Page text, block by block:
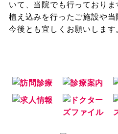
てい
いて、当院でも行っておりま
植え込みを行ったご施設や当
今後とも宜しくお願いします